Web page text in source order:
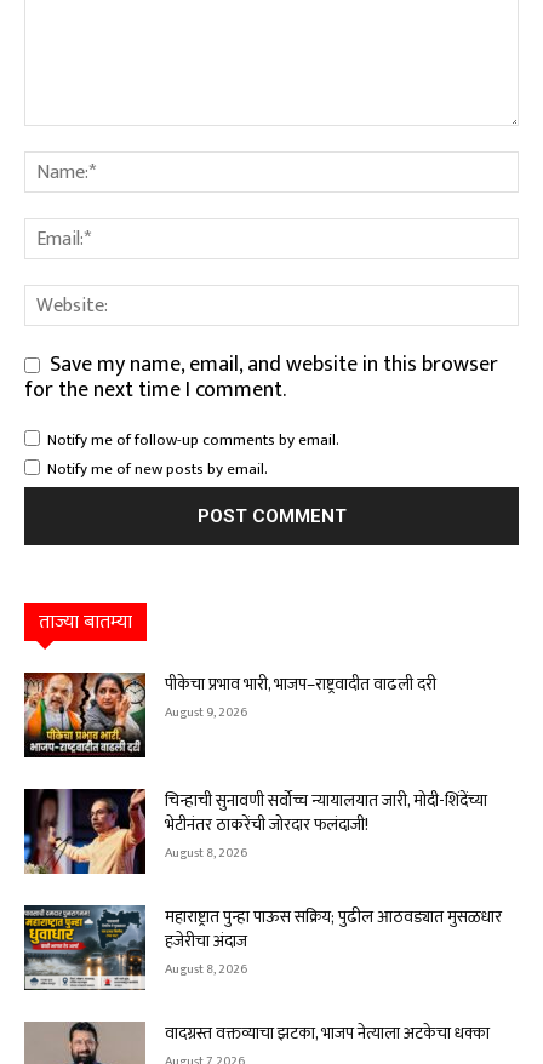
Save my name, email, and website in this browser
for the next time I comment.
Notify me of follow-up comments by email.
Notify me of new posts by email.
ताज्या बातम्या
पीकेचा प्रभाव भारी, भाजप–राष्ट्रवादीत वाढली दरी
August 9, 2026
चिन्हाची सुनावणी सर्वोच्च न्यायालयात जारी, मोदी-शिंदेंच्या
भेटीनंतर ठाकरेंची जोरदार फलंदाजी!
August 8, 2026
महाराष्ट्रात पुन्हा पाऊस सक्रिय; पुढील आठवड्यात मुसळधार
हजेरीचा अंदाज
August 8, 2026
वादग्रस्त वक्तव्याचा झटका, भाजप नेत्याला अटकेचा धक्का